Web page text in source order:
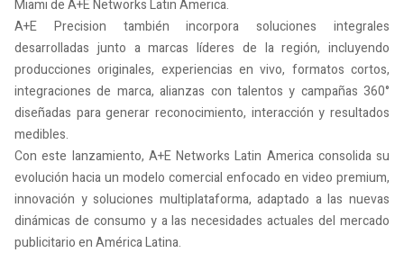
Miami de A+E Networks Latin America.
A+E Precision también incorpora soluciones integrales
desarrolladas junto a marcas líderes de la región, incluyendo
producciones originales, experiencias en vivo, formatos cortos,
integraciones de marca, alianzas con talentos y campañas 360°
diseñadas para generar reconocimiento, interacción y resultados
medibles.
Con este lanzamiento, A+E Networks Latin America consolida su
evolución hacia un modelo comercial enfocado en video premium,
innovación y soluciones multiplataforma, adaptado a las nuevas
dinámicas de consumo y a las necesidades actuales del mercado
publicitario en América Latina.